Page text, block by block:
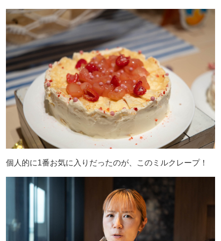
個人的に1番お気に入りだったのが、このミルクレープ！